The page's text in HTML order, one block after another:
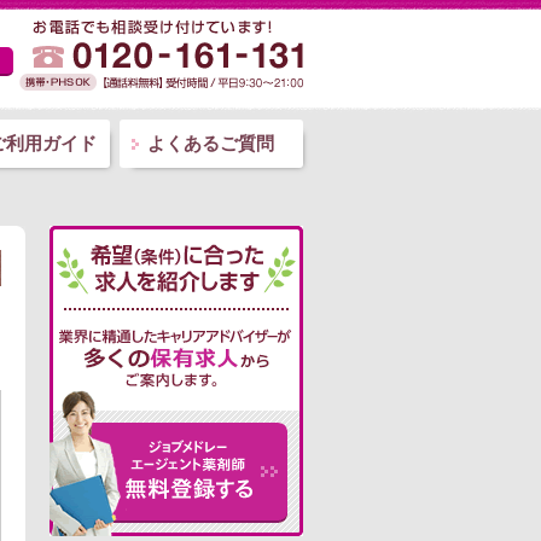
利用ガイド よくあるご質問